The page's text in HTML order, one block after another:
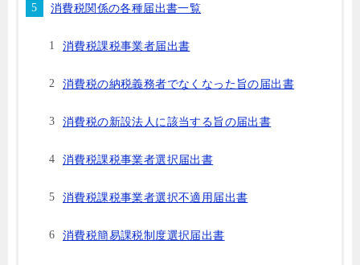
消費税関係の各種届出書一覧
消費税課税事業者届出書
消費税の納税義務者でなくなった旨の届出書
消費税の新設法人に該当する旨の届出書
消費税課税事業者選択届出書
消費税課税事業者選択不適用届出書
消費税簡易課税制度選択届出書